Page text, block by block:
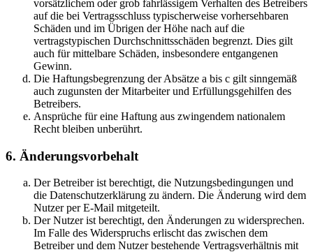
vorsätzlichem oder grob fahrlässigem Verhalten des Betreibers
auf die bei Vertragsschluss typischerweise vorhersehbaren
Schäden und im Übrigen der Höhe nach auf die
vertragstypischen Durchschnittsschäden begrenzt. Dies gilt
auch für mittelbare Schäden, insbesondere entgangenen
Gewinn.
Die Haftungsbegrenzung der Absätze a bis c gilt sinngemäß
auch zugunsten der Mitarbeiter und Erfüllungsgehilfen des
Betreibers.
Ansprüche für eine Haftung aus zwingendem nationalem
Recht bleiben unberührt.
6. Änderungsvorbehalt
Der Betreiber ist berechtigt, die Nutzungsbedingungen und
die Datenschutzerklärung zu ändern. Die Änderung wird dem
Nutzer per E-Mail mitgeteilt.
Der Nutzer ist berechtigt, den Änderungen zu widersprechen.
Im Falle des Widerspruchs erlischt das zwischen dem
Betreiber und dem Nutzer bestehende Vertragsverhältnis mit